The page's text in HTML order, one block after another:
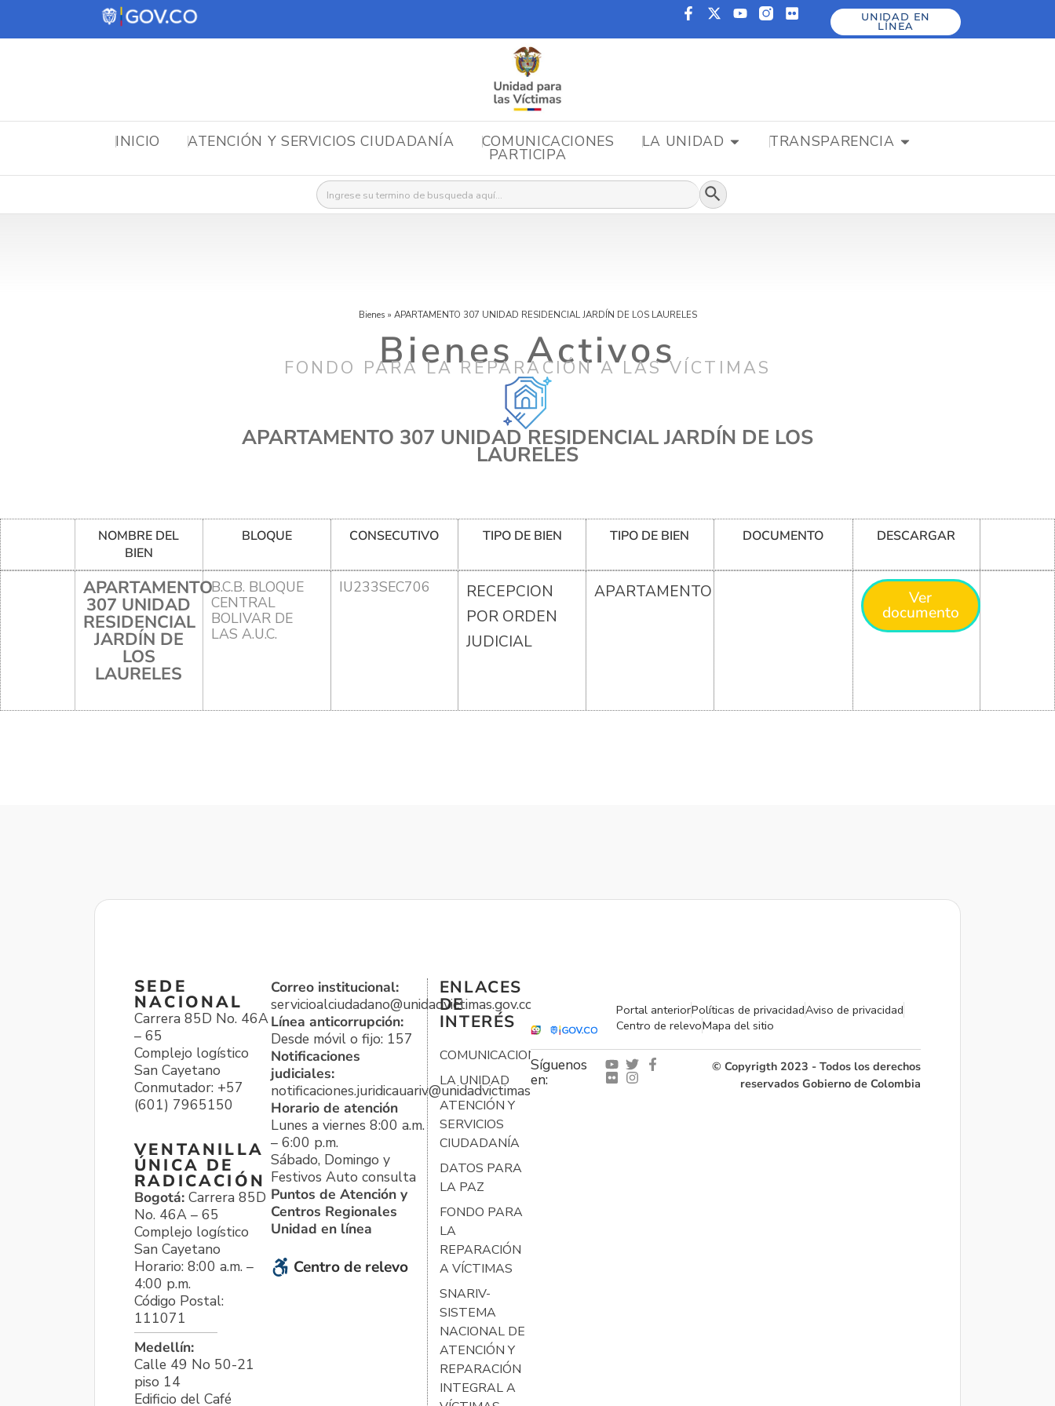
UNIDAD EN
LÍNEA
INICIO ATENCIÓN Y SERVICIOS CIUDADANÍA COMUNICACIONES LA UNIDAD TRANSPARENCIA
PARTICIPA
Buscar: Botón de búsqueda
Bienes » APARTAMENTO 307 UNIDAD RESIDENCIAL JARDÍN DE LOS LAURELES
Bienes Activos
FONDO PARA LA REPARACIÓN A LAS VÍCTIMAS
APARTAMENTO 307 UNIDAD RESIDENCIAL JARDÍN DE LOS
LAURELES
NOMBRE DEL
BIEN
BLOQUE CONSECUTIVO TIPO DE BIEN TIPO DE BIEN DOCUMENTO DESCARGAR
APARTAMENTO
307 UNIDAD
RESIDENCIAL
JARDÍN DE
LOS
LAURELES
B.C.B. BLOQUE
CENTRAL
BOLIVAR DE
LAS A.U.C.
IU233SEC706
RECEPCION
POR ORDEN
JUDICIAL
APARTAMENTO Ver
documento
SEDE
NACIONAL
Carrera 85D No. 46A
– 65
Complejo logístico
San Cayetano
Conmutador: +57
(601) 7965150
VENTANILLA
ÚNICA DE
RADICACIÓN
Bogotá: Carrera 85D
No. 46A – 65
Complejo logístico
San Cayetano
Horario: 8:00 a.m. –
4:00 p.m.
Código Postal:
111071
Medellín:
Calle 49 No 50-21
piso 14
Edificio del Café
Correo institucional:
servicioalciudadano@unidadvictimas.gov.co
Línea anticorrupción:
Desde móvil o fijo: 157
Notificaciones
judiciales:
notificaciones.juridicauariv@unidadvictimas.gov.co
Horario de atención
Lunes a viernes 8:00 a.m.
– 6:00 p.m.
Sábado, Domingo y
Festivos Auto consulta
Puntos de Atención y
Centros Regionales
Unidad en línea
Centro de relevo
ENLACES
DE
INTERÉS
COMUNICACIONES
LA UNIDAD
ATENCIÓN Y
SERVICIOS
CIUDADANÍA
DATOS PARA
LA PAZ
FONDO PARA
LA
REPARACIÓN
A VÍCTIMAS
SNARIV-
SISTEMA
NACIONAL DE
ATENCIÓN Y
REPARACIÓN
INTEGRAL A
Portal anteriorPolíticas de privacidadAviso de privacidad
Centro de relevoMapa del sitio
Síguenos
en:
© Copyrigth 2023 - Todos los derechos
reservados Gobierno de Colombia